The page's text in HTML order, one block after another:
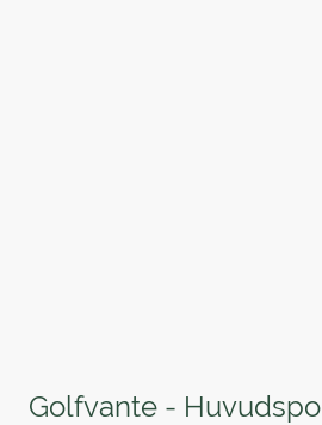
Golfvante -